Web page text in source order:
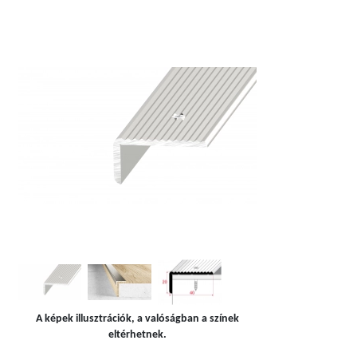
A képek illusztrációk, a valóságban a színek
eltérhetnek.